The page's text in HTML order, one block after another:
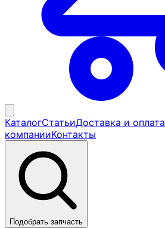
КаталогСтатьиДоставка и оплата
компанииКонтакты
Подобрать запчасть